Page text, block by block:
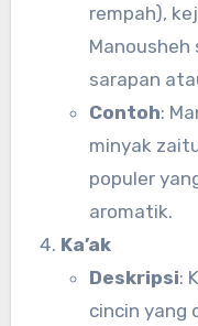
rempah),
sarapan
Contoh:
minyak
populer
aromatik.
Ka’ak
Deskripsi:
cincin yang